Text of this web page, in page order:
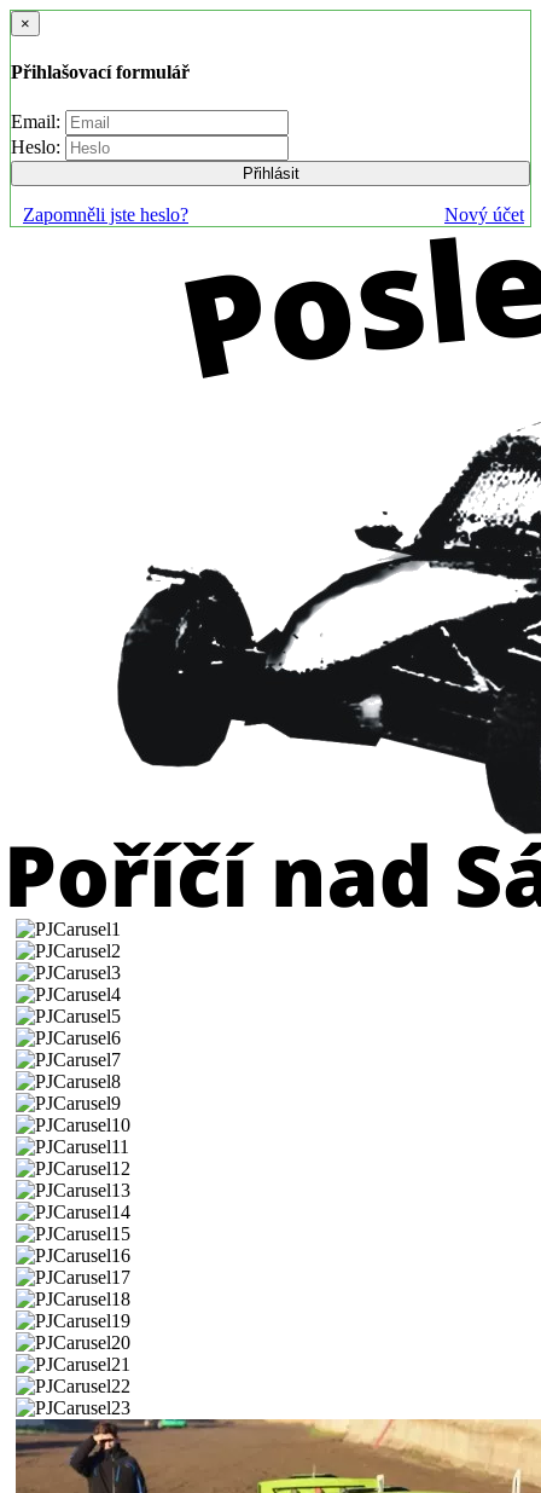
×
Přihlašovací formulář
Email:
Heslo:
Přihlásit
Zapomněli jste heslo? Nový účet